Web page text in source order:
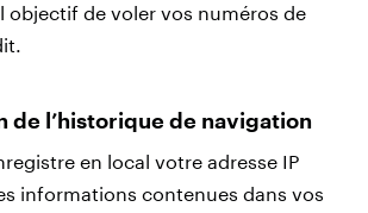
objectif de voler vos numéros de
de l’historique de navigation
en local votre adresse IP
informations contenues dans vos